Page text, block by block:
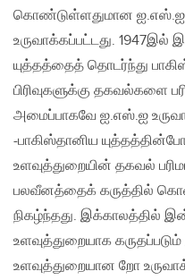
கொண்டுள்ளதுமான
உருவாக்கப்பட்டது.
யுத்தத்தைத் தொடர்ந்து
பிரிவுகளுக்கு தகவல்களை
அமைப்பாகவே ஐ.எஸ்.ஐ
-பாகிஸ்தானிய
உளவுத்துறையின் தகவல்
பலவீனத்தைக் கருத்தில்
நிகழ்ந்தது. இக்காலத்தில்
உளவுத்துறையாக
உளவுத்துறையான றோ